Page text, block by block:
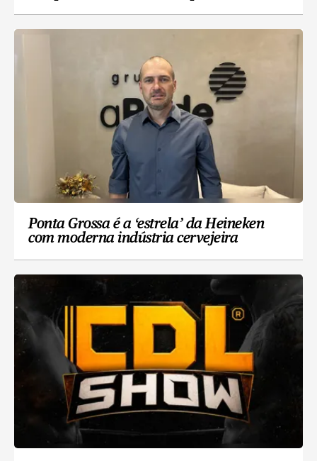
Ponta Grossa é a ‘estrela’ da Heineken
com moderna indústria cervejeira